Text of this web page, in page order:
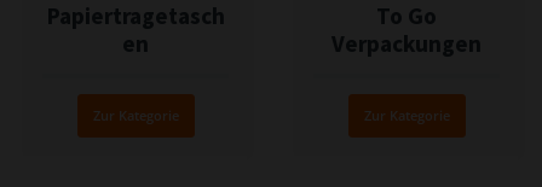
Papiertragetasch
en
Zur Kategorie
To Go
Verpackungen
Zur Kategorie